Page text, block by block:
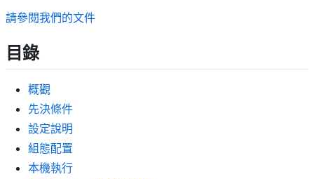
請參閱我們的文件
目錄
概觀
先決條件
設定說明
組態配置
本機執行